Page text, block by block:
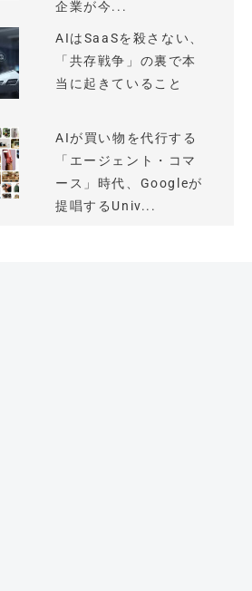
企業が今...
AIはSaaSを殺さない、
「共存戦争」の裏で本
当に起きていること
AIが買い物を代行する
「エージェント・コマ
ース」時代、Googleが
提唱するUniv...